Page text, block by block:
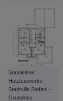
Sonnleitner
Holzbauwerke -
Stadtvilla Stefani -
Grundriss